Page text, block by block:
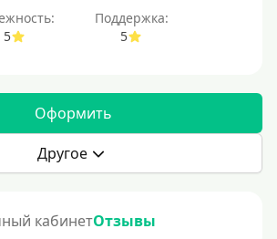
5
Поддержка:
5
Оформить
Другое
кабинетОтзывы